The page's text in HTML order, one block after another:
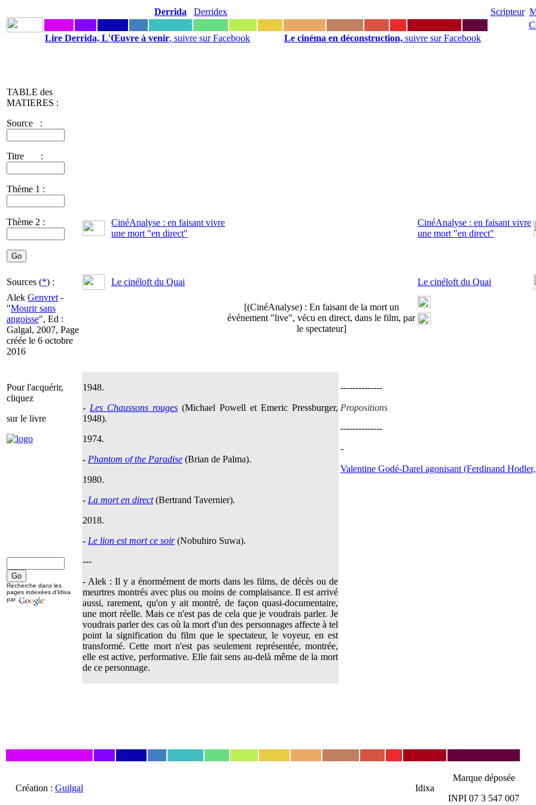
Derrida Derridex Scripteur
Lire Derrida, L'Œuvre à venir, suivre sur Facebook Le cinéma en déconstruction, suivre sur Facebook
TABLE des
MATIERES :
Source :
Titre :
Thème 1 :
Thème 2 :
CinéAnalyse : en faisant vivre
une mort "en direct"
CinéAnalyse : en faisant vivre
une mort "en direct"
Sources (*) : Le cinéloft du Quai
Le cinéloft du Quai
Alek Genvret -
"Mourir sans
angoisse", Ed :
Galgal, 2007, Page
créée le 6 octobre
2016
[(CinéAnalyse) : En faisant de la mort un
événement "live", vécu en direct, dans le film, par
le spectateur]
Pour l'acquérir,
cliquez
sur le livre
1948.
- Les Chaussons rouges (Michael Powell et Emeric Pressburger,
1948).
1974.
- Phantom of the Paradise (Brian de Palma).
1980.
- La mort en direct(Bertrand Tavernier).
2018.
- Le lion est mort ce soir(Nobuhiro Suwa).
---
- Alek : Il y a énormément de morts dans les films, de décès ou de
meurtres montrés avec plus ou moins de complaisance. Il est arrivé
aussi, rarement, qu'on y ait montré, de façon quasi-documentaire,
une mort réelle. Mais ce n'est pas de cela que je voudrais parler. Je
voudrais parler des cas où la mort d'un des personnages affecte à tel
point la signification du film que le spectateur, le voyeur, en est
transformé. Cette mort n'est pas seulement représentée, montrée,
elle est active, performative. Elle fait sens au-delà même de la mort
de ce personnage.
--------------
Propositions
--------------
-
Valentine Godé-Darel agonisant (Ferdinand
Recherche dans les
pages indexées d'Idixa
par
Création : Guilgal Idixa
Marque déposée
INPI 07 3 547 007